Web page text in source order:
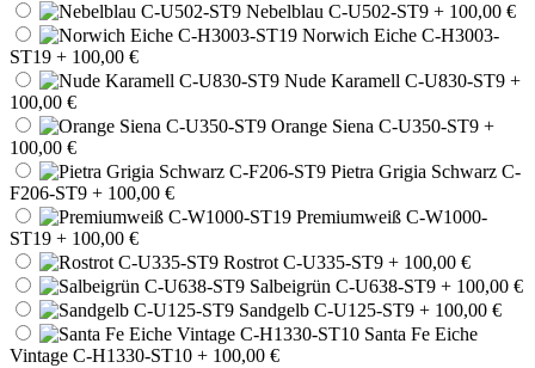
Nebelblau C-U502-ST9 + 100,00 €
Norwich Eiche C-H3003-
ST19 + 100,00 €
Nude Karamell C-U830-ST9 +
100,00 €
Orange Siena C-U350-ST9 +
100,00 €
Pietra Grigia Schwarz C-
F206-ST9 + 100,00 €
Premiumweiß C-W1000-
ST19 + 100,00 €
Rostrot C-U335-ST9 + 100,00 €
Salbeigrün C-U638-ST9 + 100,00 €
Sandgelb C-U125-ST9 + 100,00 €
Santa Fe Eiche
Vintage C-H1330-ST10 + 100,00 €